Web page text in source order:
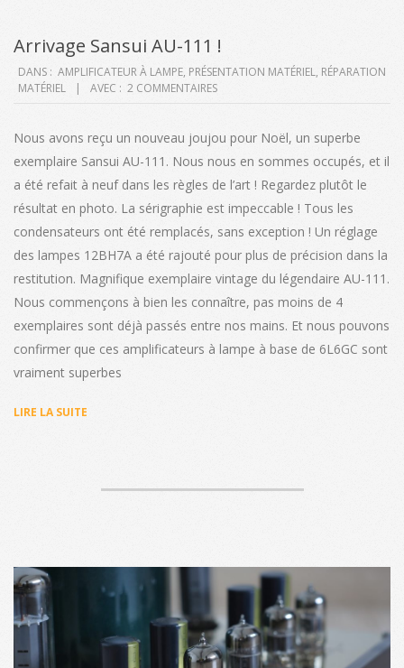
Arrivage Sansui AU-111 !
2018-
12-
DANS : AMPLIFICATEUR À LAMPE, PRÉSENTATION MATÉRIEL, RÉPARATION
MATÉRIEL
AVEC : 2 COMMENTAIRES
Nous avons reçu un nouveau joujou pour Noël, un superbe
exemplaire Sansui AU-111. Nous nous en sommes occupés, et il
a été refait à neuf dans les règles de l’art ! Regardez plutôt le
résultat en photo. La sérigraphie est impeccable ! Tous les
condensateurs ont été remplacés, sans exception ! Un réglage
des lampes 12BH7A a été rajouté pour plus de précision dans la
restitution. Magnifique exemplaire vintage du légendaire AU-111.
Nous commençons à bien les connaître, pas moins de 4
exemplaires sont déjà passés entre nos mains. Et nous pouvons
confirmer que ces amplificateurs à lampe à base de 6L6GC sont
vraiment superbes
LIRE LA SUITE